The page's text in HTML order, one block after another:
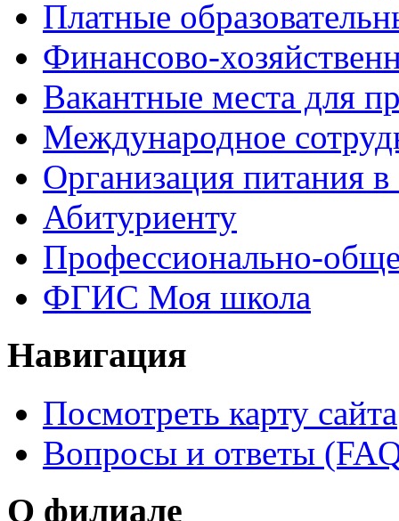
Платные
Финансово-
Вакантные места для
Международное
Организация питания в
Абитуриенту
Профессионально-
ФГИС Моя школа
Навигация
Посмотреть карту сайта
Вопросы и ответы
О филиале